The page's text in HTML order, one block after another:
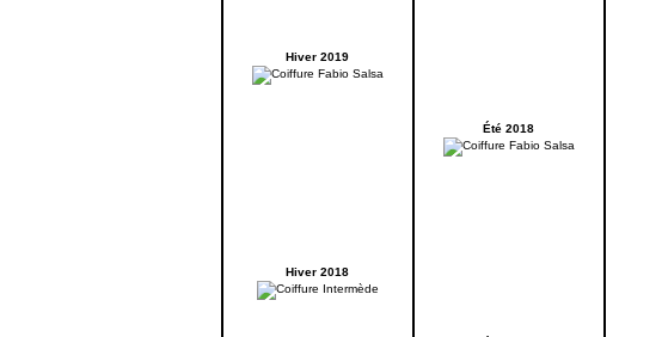
Hiver 2019
Hiver 2018
Été 2018